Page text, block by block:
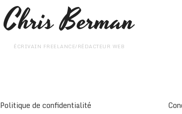
Chris Berman
ÉCRIVAIN FREELANCE/RÉDACTEUR WEB
Politique de confidentialité